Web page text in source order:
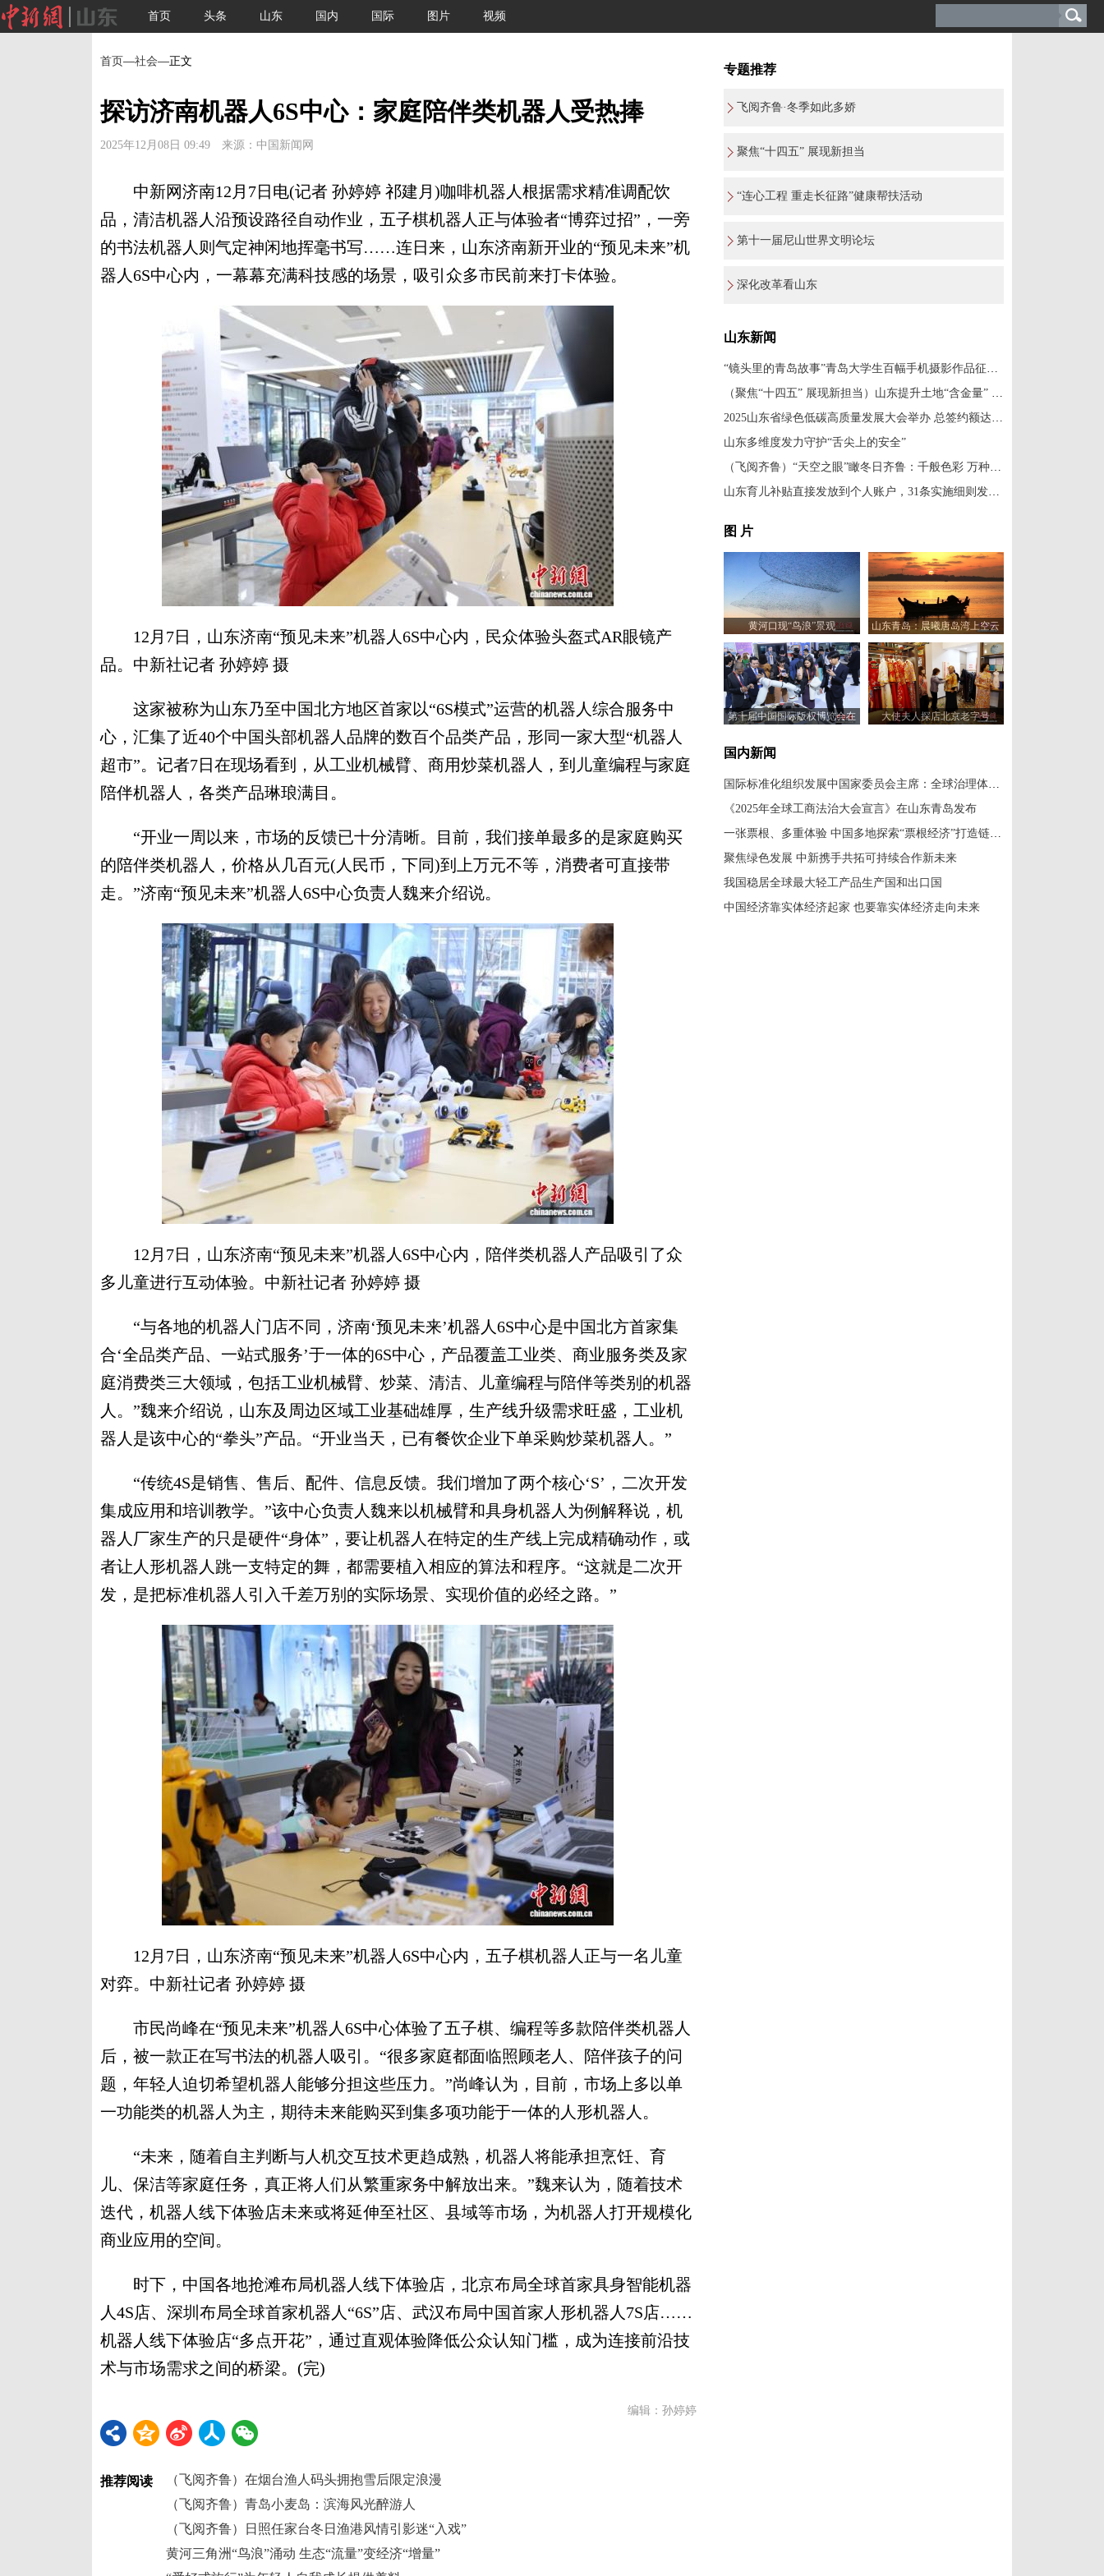
首页 头条 山东 国内 国际 图片 视频
首页—社会—正文
探访济南机器人6S中心：家庭陪伴类机器人受热捧
2025年12月08日 09:49 来源：中国新闻网
中新网济南12月7日电(记者 孙婷婷 祁建月)咖啡机器人根据需求精准调配饮
品，清洁机器人沿预设路径自动作业，五子棋机器人正与体验者“博弈过招”，一旁
的书法机器人则气定神闲地挥毫书写……连日来，山东济南新开业的“预见未来”机
器人6S中心内，一幕幕充满科技感的场景，吸引众多市民前来打卡体验。
12月7日，山东济南“预见未来”机器人6S中心内，民众体验头盔式AR眼镜产
品。中新社记者 孙婷婷 摄
这家被称为山东乃至中国北方地区首家以“6S模式”运营的机器人综合服务中
心，汇集了近40个中国头部机器人品牌的数百个品类产品，形同一家大型“机器人
超市”。记者7日在现场看到，从工业机械臂、商用炒菜机器人，到儿童编程与家庭
陪伴机器人，各类产品琳琅满目。
“开业一周以来，市场的反馈已十分清晰。目前，我们接单最多的是家庭购买
的陪伴类机器人，价格从几百元(人民币，下同)到上万元不等，消费者可直接带
走。”济南“预见未来”机器人6S中心负责人魏来介绍说。
12月7日，山东济南“预见未来”机器人6S中心内，陪伴类机器人产品吸引了众
多儿童进行互动体验。中新社记者 孙婷婷 摄
“与各地的机器人门店不同，济南‘预见未来’机器人6S中心是中国北方首家集
合‘全品类产品、一站式服务’于一体的6S中心，产品覆盖工业类、商业服务类及家
庭消费类三大领域，包括工业机械臂、炒菜、清洁、儿童编程与陪伴等类别的机器
人。”魏来介绍说，山东及周边区域工业基础雄厚，生产线升级需求旺盛，工业机
器人是该中心的“拳头”产品。“开业当天，已有餐饮企业下单采购炒菜机器人。”
“传统4S是销售、售后、配件、信息反馈。我们增加了两个核心‘S’，二次开发
集成应用和培训教学。”该中心负责人魏来以机械臂和具身机器人为例解释说，机
器人厂家生产的只是硬件“身体”，要让机器人在特定的生产线上完成精确动作，或
者让人形机器人跳一支特定的舞，都需要植入相应的算法和程序。“这就是二次开
发，是把标准机器人引入千差万别的实际场景、实现价值的必经之路。”
12月7日，山东济南“预见未来”机器人6S中心内，五子棋机器人正与一名儿童
对弈。中新社记者 孙婷婷 摄
市民尚峰在“预见未来”机器人6S中心体验了五子棋、编程等多款陪伴类机器人
后，被一款正在写书法的机器人吸引。“很多家庭都面临照顾老人、陪伴孩子的问
题，年轻人迫切希望机器人能够分担这些压力。”尚峰认为，目前，市场上多以单
一功能类的机器人为主，期待未来能购买到集多项功能于一体的人形机器人。
“未来，随着自主判断与人机交互技术更趋成熟，机器人将能承担烹饪、育
儿、保洁等家庭任务，真正将人们从繁重家务中解放出来。”魏来认为，随着技术
迭代，机器人线下体验店未来或将延伸至社区、县域等市场，为机器人打开规模化
商业应用的空间。
时下，中国各地抢滩布局机器人线下体验店，北京布局全球首家具身智能机器
人4S店、深圳布局全球首家机器人“6S”店、武汉布局中国首家人形机器人7S店……
机器人线下体验店“多点开花”，通过直观体验降低公众认知门槛，成为连接前沿技
术与市场需求之间的桥梁。(完)
编辑：孙婷婷
推荐阅读
（飞阅齐鲁）在烟台渔人码头拥抱雪后限定浪漫
（飞阅齐鲁）青岛小麦岛：滨海风光醉游人
（飞阅齐鲁）日照任家台冬日渔港风情引影迷“入戏”
黄河三角洲“鸟浪”涌动 生态“流量”变经济“增量”
专题推荐
飞阅齐鲁·冬季如此多娇
聚焦“十四五” 展现新担当
“连心工程 重走长征路”健康帮扶活动
第十一届尼山世界文明论坛
深化改革看山东
山东新闻
“镜头里的青岛故事”青岛大学生百幅手机摄影作品征集入围名单公示
（聚焦“十四五” 展现新担当）山东提升土地“含金量” 向存量要空间促绿色转型
2025山东省绿色低碳高质量发展大会举办 总签约额达570亿元
山东多维度发力守护“舌尖上的安全”
（飞阅齐鲁）“天空之眼”瞰冬日齐鲁：千般色彩 万种风情
山东育儿补贴直接发放到个人账户，31条实施细则发布！
图 片
黄河口现“鸟浪”景观
山东青岛：晨曦唐岛湾上空云
霞变幻 宛如油画
第十届中国国际版权博览会在
大使夫人探店北京老字号
国内新闻
国际标准化组织发展中国家委员会主席：全球治理体系改革应共建共享
《2025年全球工商法治大会宣言》在山东青岛发布
一张票根、多重体验 中国多地探索“票根经济”打造链式消费新场景
聚焦绿色发展 中新携手共拓可持续合作新未来
我国稳居全球最大轻工产品生产国和出口国
中国经济靠实体经济起家 也要靠实体经济走向未来